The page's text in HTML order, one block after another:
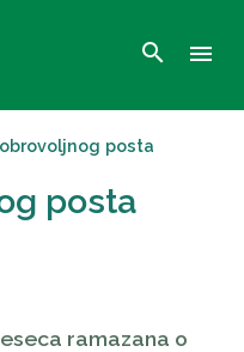
search menu
posta
posta
ramazana o